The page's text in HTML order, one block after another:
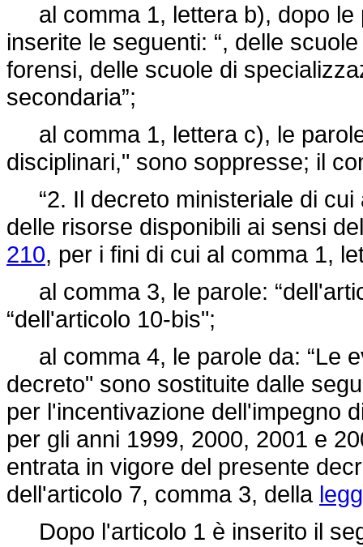
al comma 1, lettera b), dopo le
inserite le seguenti: “, delle
forensi, delle scuole di
secondaria”;
al comma 1, lettera c), le
disciplinari," sono soppresse; il
“2. Il decreto ministeriale di cui
delle risorse disponibili ai sensi
210, per i fini di cui al comma 1,
al comma 3, le parole:
“dell'articolo 10-bis";
al comma 4, le parole da: “Le
decreto" sono sostituite dalle
per l'incentivazione dell'impegno
per gli anni 1999, 2000, 2001 e
entrata in vigore del presente
dell'articolo 7, comma 3, della
Dopo l'articolo 1 è inserito il